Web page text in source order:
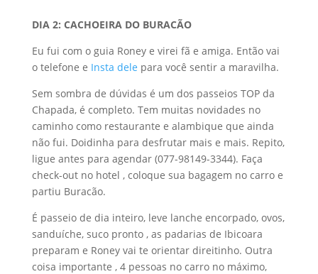
DIA 2: CACHOEIRA DO BURACÃO
Eu fui com o guia Roney e virei fã e amiga. Então vai
o telefone e Insta dele para você sentir a maravilha.
Sem sombra de dúvidas é um dos passeios TOP da
Chapada, é completo. Tem muitas novidades no
caminho como restaurante e alambique que ainda
não fui. Doidinha para desfrutar mais e mais. Repito,
ligue antes para agendar (077-98149-3344). Faça
check-out no hotel , coloque sua bagagem no carro e
partiu Buracão.
É passeio de dia inteiro, leve lanche encorpado, ovos,
sanduíche, suco pronto , as padarias de Ibicoara
preparam e Roney vai te orientar direitinho. Outra
coisa importante , 4 pessoas no carro no máximo,